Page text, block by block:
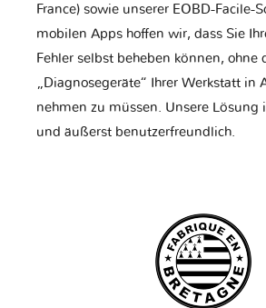
France) sowie unserer EOBD-Facile-
mobilen Apps hoffen wir, dass Sie
Fehler selbst beheben können, ohne
„Diagnosegeräte“ Ihrer Werkstatt in
nehmen zu müssen. Unsere Lösung
und äußerst benutzerfreundlich.